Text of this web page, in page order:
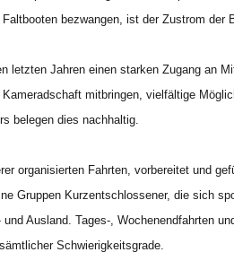
bezwangen, ist der Zustrom der
letzten Jahren einen starken Zugang an
mitbringen, vielfältige
belegen dies nachhaltig.
organisierten Fahrten, vorbereitet und
Gruppen Kurzentschlossener, die sich
Ausland. Tages-, Wochenendfahrten
Schwierigkeitsgrade.